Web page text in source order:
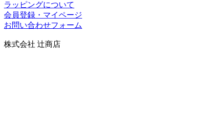
ラッピングについて
会員登録・マイページ
お問い合わせフォーム
株式会社 辻商店